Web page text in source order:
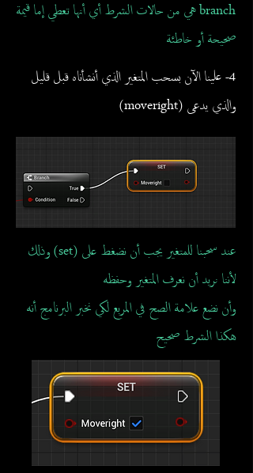
branch هي من حالات الشرط أي أنها تعطي إما قيمة
صحيحة أو خاطئة
4- علينا الآن بسحب المتغير الذي أنشأناه قبل قليل
والذي يدعى (moveright)
عند سحبنا للمتغير يجب أن نضغط على (set) وذلك
لأننا نريد أن نعرف المتغير وحفظه
وأن نضع علامة الصح في المربع لكي نخبر البرنامج أنه
هكذا الشرط صحيح